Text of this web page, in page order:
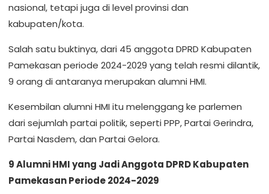
nasional, tetapi juga di level provinsi dan
kabupaten/kota.
Salah satu buktinya, dari 45 anggota DPRD Kabupaten
Pamekasan periode 2024-2029 yang telah resmi dilantik,
9 orang di antaranya merupakan alumni HMI.
Kesembilan alumni HMI itu melenggang ke parlemen
dari sejumlah partai politik, seperti PPP, Partai Gerindra,
Partai Nasdem, dan Partai Gelora.
9 Alumni HMI yang Jadi Anggota DPRD Kabupaten
Pamekasan Periode 2024-2029